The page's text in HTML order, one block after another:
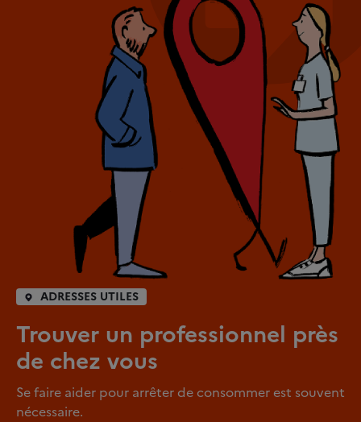
ADRESSES UTILES
Trouver un professionnel près
de chez vous
Se faire aider pour arrêter de consommer est souvent
nécessaire.